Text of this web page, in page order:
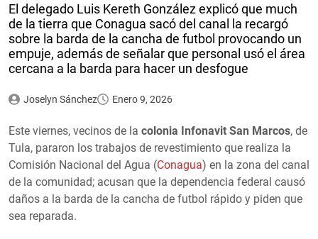
El delegado Luis Kereth González explicó que much
de la tierra que Conagua sacó del canal la recargó
sobre la barda de la cancha de futbol provocando un
empuje, además de señalar que personal usó el área
cercana a la barda para hacer un desfogue
Joselyn Sánchez Enero 9, 2026
Este viernes, vecinos de la colonia Infonavit San Marcos, de
Tula, pararon los trabajos de revestimiento que realiza la
Comisión Nacional del Agua (Conagua) en la zona del canal
de la comunidad; acusan que la dependencia federal causó
daños a la barda de la cancha de futbol rápido y piden que
sea reparada.